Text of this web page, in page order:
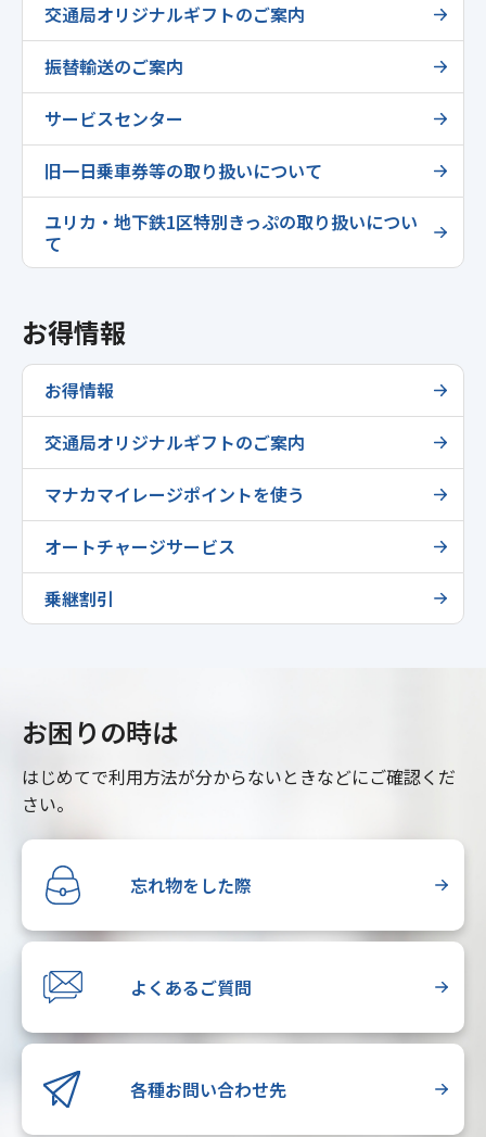
交通局オリジナルギフトのご案内
振替輸送のご案内
サービスセンター
旧一日乗車券等の取り扱いについて
ユリカ・地下鉄1区特別きっぷの取り扱いについ
て
お得情報
お得情報
交通局オリジナルギフトのご案内
マナカマイレージポイントを使う
オートチャージサービス
乗継割引
お困りの時は
はじめてで利用方法が分からないときなどにご確認くだ
さい。
忘れ物をした際
よくあるご質問
各種お問い合わせ先